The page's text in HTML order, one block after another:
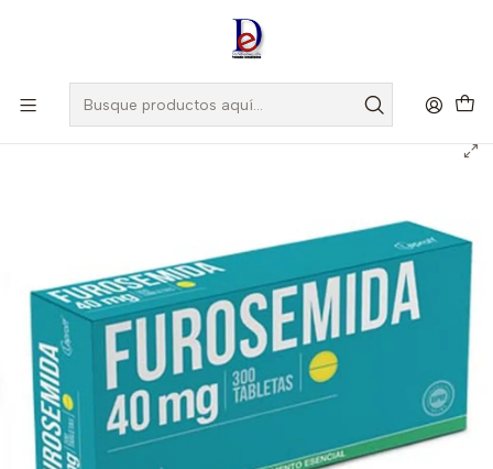
, Si eres nuevo regístrate
FUROSEMIDA 40 MG X 300 TAB- - LAPROFF- - UBI 11-C